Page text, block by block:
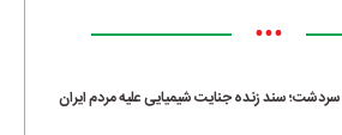
•••
سردشت؛ سند زنده جنایت شیمیایی علیه مردم ایران